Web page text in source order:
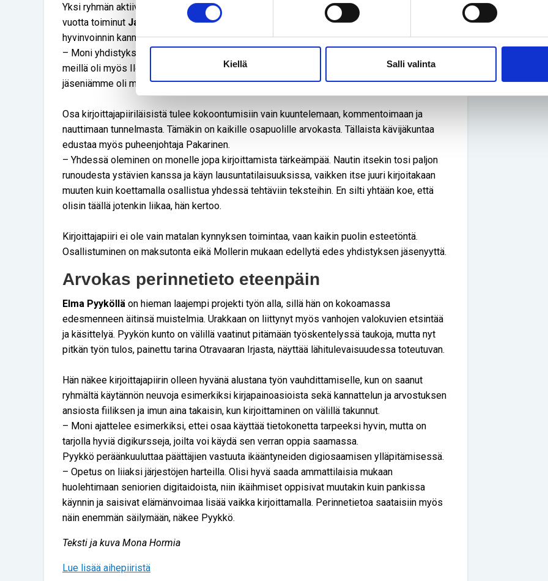
Kiellä Salli valinta
Yksi ryhmän aktiivisista kävijöistä on Joensuun Seudun Invalidien puheenjohtajana nelisen
vuotta toiminut Jaana Pakarinen. Hän näkee ylipäänsä luovan toiminnan merkittävänä
hyvinvoinnin kannalta.
– Moni yhdistyksemme jäsen kirjoittamisen lisäksi myös esimerkiksi maalaa. Aiemmin
meillä oli myös IloisetKultturellit -kerho, mutta se on tällä hetkellä tauolla. Noin vuosi sitten
jäseniämme oli mukana myös kuva-, ääni- ja valotaideteosprojektissa.
Osa kirjoittajapiiriläisistä tulee kokoontumisiin vain kuuntelemaan, kommentoimaan ja
nauttimaan tunnelmasta. Tämäkin on kaikille osapuolille arvokasta. Tällaista kävijäkuntaa
edustaa myös puheenjohtaja Pakarinen.
– Yhdessä oleminen on monelle jopa kirjoittamista tärkeämpää. Nautin itsekin tosi paljon
runoudesta ystävien kanssa ja käyn lausuntatilaisuuksissa, vaikken itse juuri kirjoitakaan
muuten kuin koettamalla osallistua yhdessä tehtäviin teksteihin. En silti yhtään koe, että
olisin täällä jotenkin liikaa, hän kertoo.
Kirjoittajapiiri ei ole vain matalan kynnyksen toimintaa, vaan kaikin puolin esteetöntä.
Osallistuminen on maksutonta eikä Mollerin mukaan edellytä edes yhdistyksen jäsenyyttä.
Arvokas perinnetieto eteenpäin
Elma Pyyköllä on hieman laajempi projekti työn alla, sillä hän on kokoamassa
edesmenneen äitinsä muistelmia. Urakkaan on liittynyt myös vanhojen valokuvien etsintää
ja käsittelyä. Pyykön kunto on välillä vaatinut pitämään työskentelyssä taukoja, mutta nyt
pitkän työn tulos, painettu tarina Otravaaran Irjasta, näyttää lähitulevaisuudessa toteutuvan.
Hän näkee kirjoittajapiirin olleen hyvänä alustana työn vauhdittamiselle, kun on saanut
ryhmältä käytännön neuvoja esimerkiksi kirjapainoasioista sekä kannattelun ja arvostuksen
ansiosta fiiliksen ja imun aina takaisin, kun kirjoittaminen on välillä takunnut.
– Moni ajattelee esimerkiksi, ettei osaa käyttää tietokonetta tarpeeksi hyvin, mutta on
tarjolla hyviä digikursseja, joilta voi käydä sen verran oppia saamassa.
Pyykkö peräänkuuluttaa päättäjien vastuuta ikääntyneiden digiosaamisen ylläpitämisessä.
– Opetus on liiaksi järjestöjen harteilla. Olisi hyvä saada ammattilaisia mukaan
huolehtimaan seniorien digitaidoista, niin ikäihmiset oppisivat muutakin kuin pankissa
käynnin ja saisivat elämänvoimaa lisää vaikka kirjoittamalla. Perinnetietoa saataisiin myös
näin enemmän säilymään, näkee Pyykkö.
Teksti ja kuva Mona Hormia
Lue lisää aihepiiristä